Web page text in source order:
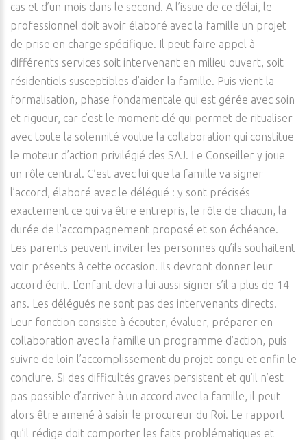
cas et d’un mois dans le second. A l’issue de ce délai, le
professionnel doit avoir élaboré avec la famille un projet
de prise en charge spécifique. Il peut faire appel à
différents services soit intervenant en milieu ouvert, soit
résidentiels susceptibles d’aider la famille. Puis vient la
formalisation, phase fondamentale qui est gérée avec soin
et rigueur, car c’est le moment clé qui permet de ritualiser
avec toute la solennité voulue la collaboration qui constitue
le moteur d’action privilégié des SAJ. Le Conseiller y joue
un rôle central. C’est avec lui que la famille va signer
l’accord, élaboré avec le délégué : y sont précisés
exactement ce qui va être entrepris, le rôle de chacun, la
durée de l’accompagnement proposé et son échéance.
Les parents peuvent inviter les personnes qu’ils souhaitent
voir présents à cette occasion. Ils devront donner leur
accord écrit. L’enfant devra lui aussi signer s’il a plus de 14
ans. Les délégués ne sont pas des intervenants directs.
Leur fonction consiste à écouter, évaluer, préparer en
collaboration avec la famille un programme d’action, puis
suivre de loin l’accomplissement du projet conçu et enfin le
conclure. Si des difficultés graves persistent et qu’il n’est
pas possible d’arriver à un accord avec la famille, il peut
alors être amené à saisir le procureur du Roi. Le rapport
qu’il rédige doit comporter les faits problématiques et